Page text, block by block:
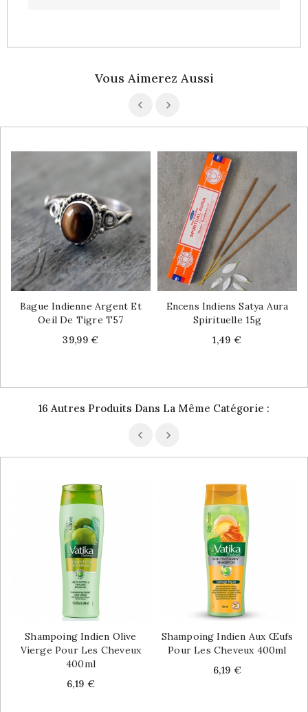
Vous Aimerez Aussi
Bague Indienne Argent Et
Oeil De Tigre T57
Price
39,99 €
Encens Indiens Satya Aura
Spirituelle 15g
Price
1,49 €
16 Autres Produits Dans La Même Catégorie :
Shampoing Indien Olive
Vierge Pour Les Cheveux
400ml
Price
6,19 €
Shampoing Indien Aux Œufs
Pour Les Cheveux 400ml
Price
6,19 €